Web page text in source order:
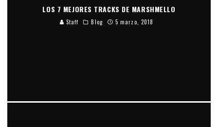
LOS 7 MEJORES TRACKS DE MARSHMELLO
Staff Blog 5 marzo, 2018